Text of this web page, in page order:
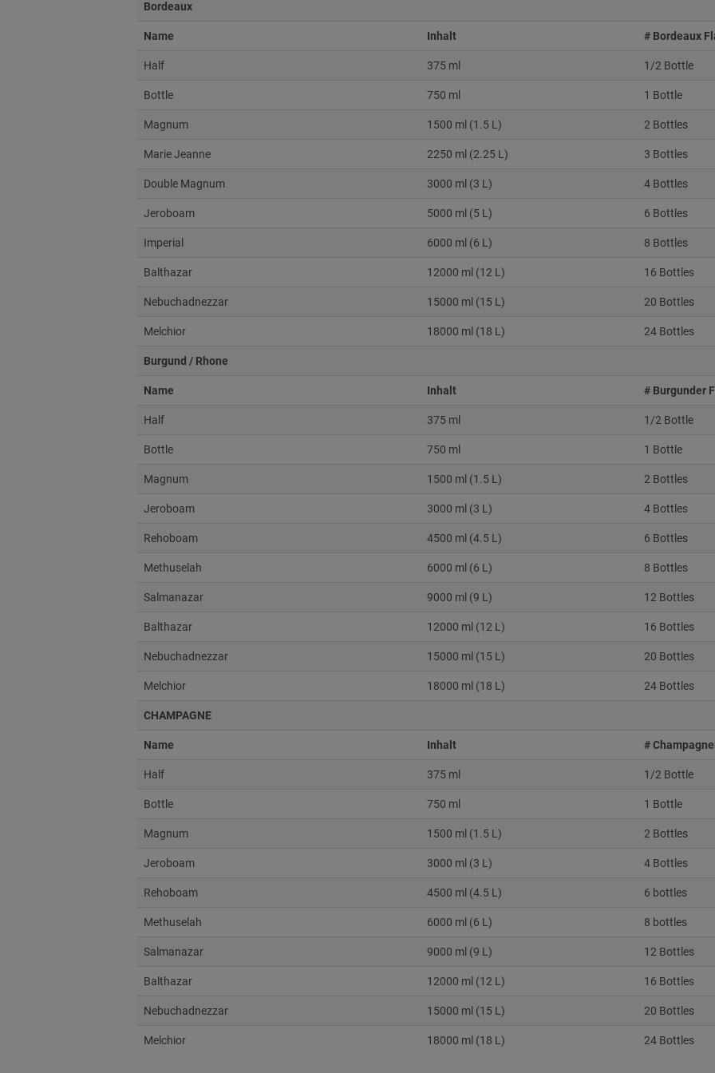
Bordeaux
Name Inhalt # Bordeaux
Half 375 ml 1/2 Bottle
Bottle 750 ml 1 Bottle
Magnum 1500 ml (1.5 L) 2 Bottles
Marie Jeanne 2250 ml (2.25 L) 3 Bottles
Double Magnum 3000 ml (3 L) 4 Bottles
Jeroboam 5000 ml (5 L) 6 Bottles
Imperial 6000 ml (6 L) 8 Bottles
Balthazar 12000 ml (12 L) 16 Bottles
Nebuchadnezzar 15000 ml (15 L) 20 Bottles
Melchior 18000 ml (18 L) 24 Bottles
Burgund / Rhone
Name Inhalt # Burgunder
Half 375 ml 1/2 Bottle
Bottle 750 ml 1 Bottle
Magnum 1500 ml (1.5 L) 2 Bottles
Jeroboam 3000 ml (3 L) 4 Bottles
Rehoboam 4500 ml (4.5 L) 6 Bottles
Methuselah 6000 ml (6 L) 8 Bottles
Salmanazar 9000 ml (9 L) 12 Bottles
Balthazar 12000 ml (12 L) 16 Bottles
Nebuchadnezzar 15000 ml (15 L) 20 Bottles
Melchior 18000 ml (18 L) 24 Bottles
CHAMPAGNE
Name Inhalt #
Half 375 ml 1/2 Bottle
Bottle 750 ml 1 Bottle
Magnum 1500 ml (1.5 L) 2 Bottles
Jeroboam 3000 ml (3 L) 4 Bottles
Rehoboam 4500 ml (4.5 L) 6 bottles
Methuselah 6000 ml (6 L) 8 bottles
Salmanazar 9000 ml (9 L) 12 Bottles
Balthazar 12000 ml (12 L) 16 Bottles
Nebuchadnezzar 15000 ml (15 L) 20 Bottles
Melchior 18000 ml (18 L) 24 Bottles